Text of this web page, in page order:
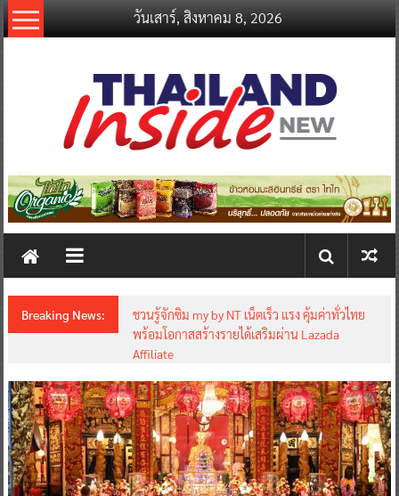
Skip
to
วันเสาร์, สิงหาคม 8, 2026
thailandinsidenew.com
Thailand
New
Breaking News:
ชวนรู้จักซิม my by NT เน็ตเร็ว แรง คุ้มค่าทั่วไทย
พร้อมโอกาสสร้างรายได้เสริมผ่าน Lazada
Affiliate